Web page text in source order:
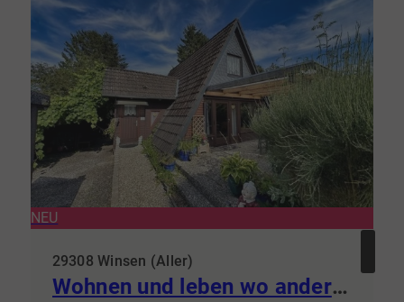
NEU
29308 Winsen (Aller)
Wohnen und leben wo andere Urlaub machen